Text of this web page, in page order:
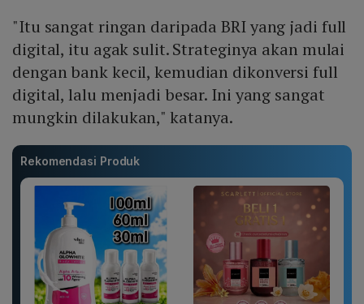
"Itu sangat ringan daripada BRI yang jadi full
digital, itu agak sulit. Strateginya akan mulai
dengan bank kecil, kemudian dikonversi full
digital, lalu menjadi besar. Ini yang sangat
mungkin dilakukan," katanya.
Rekomendasi Produk